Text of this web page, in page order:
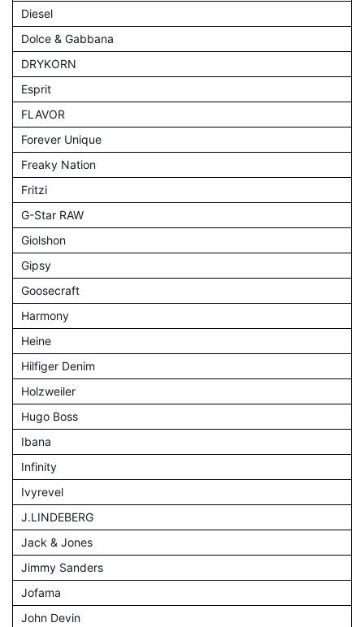
Diesel
Dolce & Gabbana
DRYKORN
Esprit
FLAVOR
Forever Unique
Freaky Nation
Fritzi
G-Star RAW
Giolshon
Gipsy
Goosecraft
Harmony
Heine
Hilfiger Denim
Holzweiler
Hugo Boss
Ibana
Infinity
Ivyrevel
J.LINDEBERG
Jack & Jones
Jimmy Sanders
Jofama
John Devin